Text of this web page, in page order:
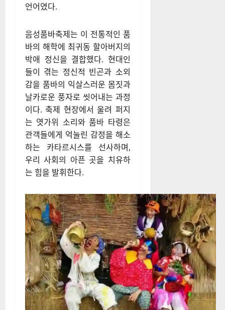
언어였다.
음성품바축제는 이 전통적인 품
바의 해학에 최귀동 할아버지의
박애 정신을 결합했다. 현대인
들이 겪는 정신적 빈곤과 소외
감을 품바의 익살스러운 몸짓과
날카로운 풍자로 씻어내는 과정
이다. 축제 현장에서 울려 퍼지
는 엿가위 소리와 품바 타령은
관객들에게 억눌린 감정을 해소
하는 카타르시스를 선사하며,
우리 사회의 아픈 곳을 치유하
는 힘을 발휘한다.